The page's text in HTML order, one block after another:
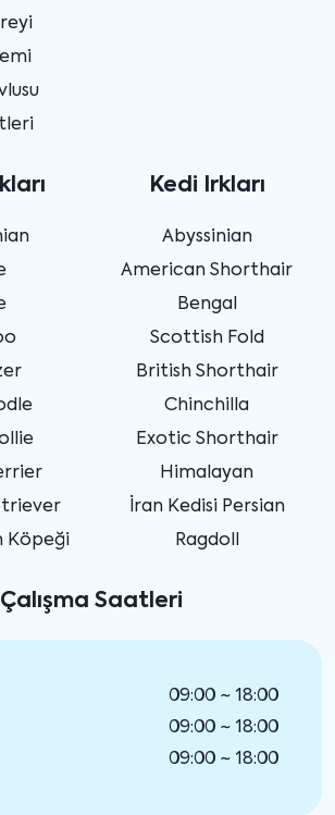
Köpeği
Kedi Irkları
Abyssinian
American Shorthair
Bengal
Scottish Fold
British Shorthair
Chinchilla
Exotic Shorthair
Himalayan
İran Kedisi Persian
Ragdoll
Çalışma Saatleri
09:00 ~ 18:00
09:00 ~ 18:00
09:00 ~ 18:00